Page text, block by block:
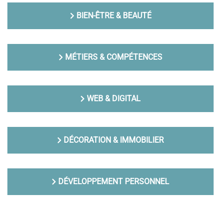
BIEN-ÊTRE & BEAUTÉ
MÉTIERS & COMPÉTENCES
WEB & DIGITAL
DÉCORATION & IMMOBILIER
DÉVELOPPEMENT PERSONNEL